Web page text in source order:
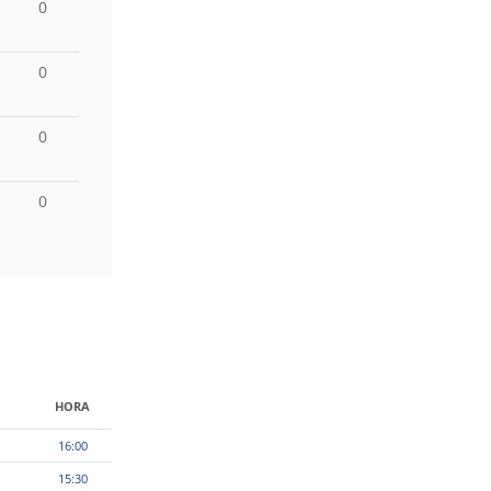
0
0
0
0
HORA
16:00
15:30